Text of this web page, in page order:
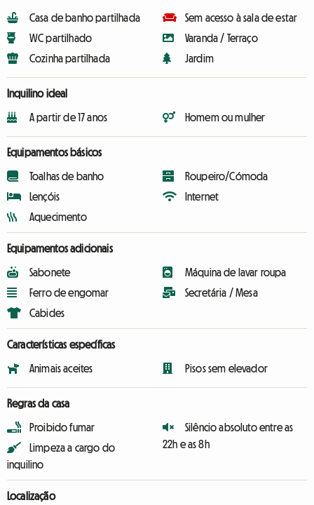
Casa de banho partilhada
WC partilhado
Cozinha partilhada
Sem acesso à sala de estar
Varanda / Terraço
Jardim
Inquilino ideal
A partir de 17 anos Homem ou mulher
Equipamentos básicos
Toalhas de banho
Lençóis
Aquecimento
Roupeiro/Cómoda
Internet
Equipamentos adicionais
Sabonete
Ferro de engomar
Cabides
Máquina de lavar roupa
Secretária / Mesa
Características específicas
Animais aceites Pisos sem elevador
Regras da casa
Proibido fumar
Limpeza a cargo do
inquilino
Silêncio absoluto entre as
22h e as 8h
Localização